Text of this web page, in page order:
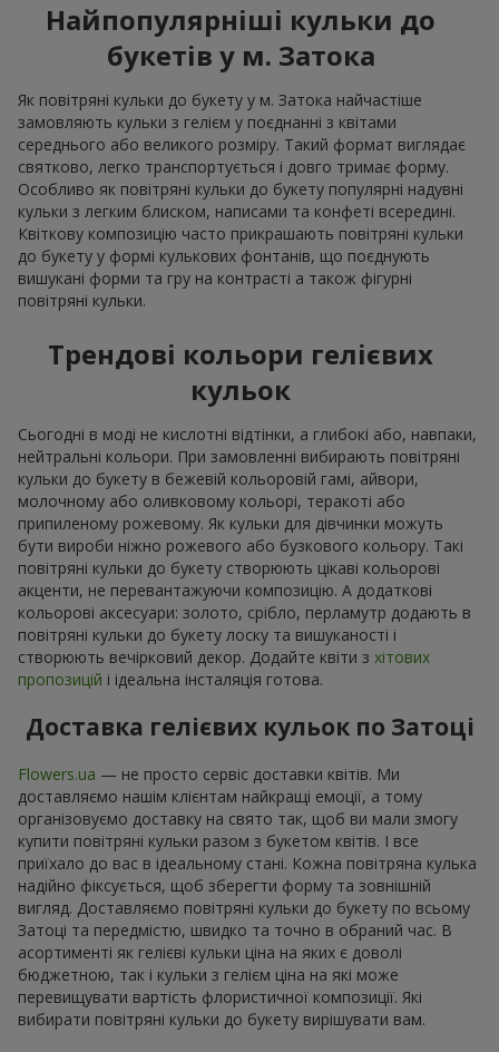
Найпопулярніші кульки до
букетів у м. Затока
Як повітряні кульки до букету у м. Затока найчастіше
замовляють кульки з гелієм у поєднанні з квітами
середнього або великого розміру. Такий формат виглядає
святково, легко транспортується і довго тримає форму.
Особливо як повітряні кульки до букету популярні надувні
кульки з легким блиском, написами та конфеті всередині.
Квіткову композицію часто прикрашають повітряні кульки
до букету у формі кулькових фонтанів, що поєднують
вишукані форми та гру на контрасті а також фігурні
повітряні кульки.
Трендові кольори гелієвих
кульок
Сьогодні в моді не кислотні відтінки, а глибокі або, навпаки,
нейтральні кольори. При замовленні вибирають повітряні
кульки до букету в бежевій кольоровій гамі, айвори,
молочному або оливковому кольорі, теракоті або
припиленому рожевому. Як кульки для дівчинки можуть
бути вироби ніжно рожевого або бузкового кольору. Такі
повітряні кульки до букету створюють цікаві кольорові
акценти, не перевантажуючи композицію. А додаткові
кольорові аксесуари: золото, срібло, перламутр додають в
повітряні кульки до букету лоску та вишуканості і
створюють вечірковий декор. Додайте квіти з хітових
пропозицій і ідеальна інсталяція готова.
Доставка гелієвих кульок по Затоці
Flowers.ua — не просто сервіс доставки квітів. Ми
доставляємо нашім клієнтам найкращі емоції, а тому
організовуємо доставку на свято так, щоб ви мали змогу
купити повітряні кульки разом з букетом квітів. І все
приїхало до вас в ідеальному стані. Кожна повітряна кулька
надійно фіксується, щоб зберегти форму та зовнішній
вигляд. Доставляємо повітряні кульки до букету по всьому
Затоці та передмістю, швидко та точно в обраний час. В
асортименті як гелієві кульки ціна на яких є доволі
бюджетною, так і кульки з гелієм ціна на які може
перевищувати вартість флористичної композиції. Які
вибирати повітряні кульки до букету вирішувати вам.